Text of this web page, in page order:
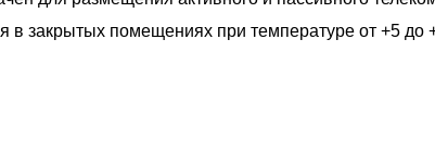
в закрытых помещениях при температуре от +5